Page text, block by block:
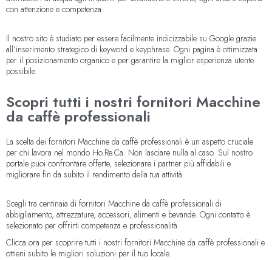
con attenzione e competenza.
Il nostro sito è studiato per essere facilmente indicizzabile su Google grazie
all’inserimento strategico di keyword e keyphrase. Ogni pagina è ottimizzata
per il posizionamento organico e per garantire la miglior esperienza utente
possibile.
Scopri tutti i nostri fornitori Macchine
da caffè professionali
La scelta dei fornitori Macchine da caffè professionali è un aspetto cruciale
per chi lavora nel mondo Ho.Re.Ca. Non lasciare nulla al caso. Sul nostro
portale puoi confrontare offerte, selezionare i partner più affidabili e
migliorare fin da subito il rendimento della tua attività.
Scegli tra centinaia di fornitori Macchine da caffè professionali di
abbigliamento, attrezzature, accessori, alimenti e bevande. Ogni contatto è
selezionato per offrirti competenza e professionalità.
Clicca ora per scoprire tutti i nostri fornitori Macchine da caffè professionali e
ottieni subito le migliori soluzioni per il tuo locale.